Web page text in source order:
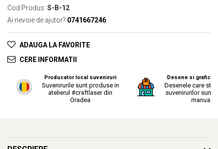
Cod Produs: S-B-12
Ai nevoie de ajutor? 0741667246
ADAUGA LA FAVORITE
CERE INFORMATII
Producator local suveniruri
Suvenirurile sunt produse in
atelierul #craftlaser din
Oradea
Desene si grafica
Desenele care
suvenirurilor sunt
manual.